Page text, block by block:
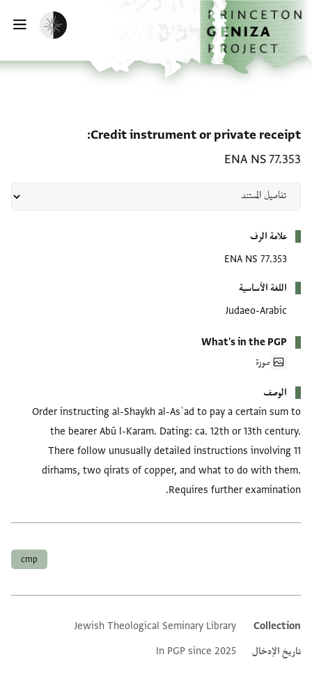
إلى المحتوى الرئيسي
الرئيسية
تفعيل الوضع المظلم
Credit instrument or private receipt
ENA NS 77.353
علامة الرف
ENA NS 77.353
اللغة الأساسية
Judaeo-Arabic
What's in the PGP
صورة
الوصف
Order instructing al-Shaykh al-Asʿad to pay a certain sum to
the bearer Abū l-Karam. Dating: ca. 12th or 13th century.
There follow unusually detailed instructions involving 11
dirhams, two qirats of copper, and what to do with them.
Requires further examination.
cmp
Additional metadata
Collection
Jewish Theological Seminary Library
تاريخ الإدخال
In PGP since 2025